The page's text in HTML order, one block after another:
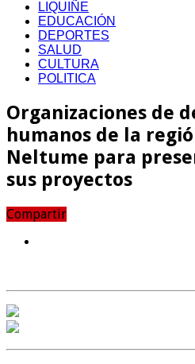
LIQUIÑE
EDUCACIÓN
DEPORTES
SALUD
CULTURA
POLITICA
Organizaciones de
humanos de la
Neltume para
sus proyectos
Compartir